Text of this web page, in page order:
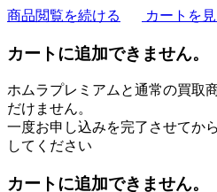
商品閲覧を続ける カートを
カートに追加できません。
ホムラプレミアムと通常の買取
だけません。
一度お申し込みを完了させてか
してください
カートに追加できません。